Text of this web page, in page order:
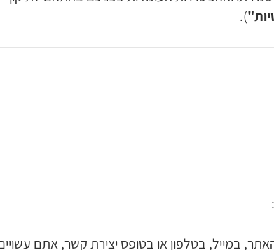
).
במייל, בטלפון או בטופס יצירת קשר, אתם